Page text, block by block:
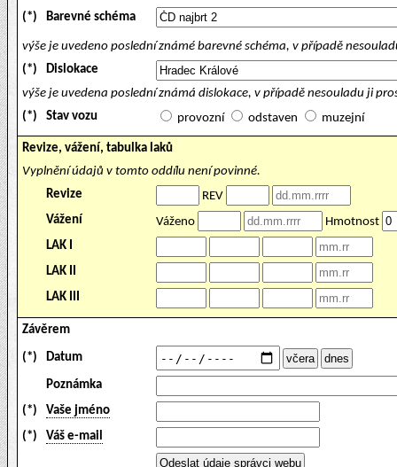
(*) Barevné schéma
výše je uvedeno poslední známé barevné schéma, v případě
(*)
Dislokace
výše je uvedena poslední známá dislokace, v případě nesouladu ji
(*)
Stav vozu provozní odstaven muzejní
Revize, vážení, tabulka laků
Vyplnění údajů v tomto oddílu není povinné.
Revize
REV
Vážení
Váženo
Hmotnost
LAK I
LAK II
LAK III
Závěrem
(*) Datum
Poznámka
(*)
Vaše jméno
(*)
Váš e-mail